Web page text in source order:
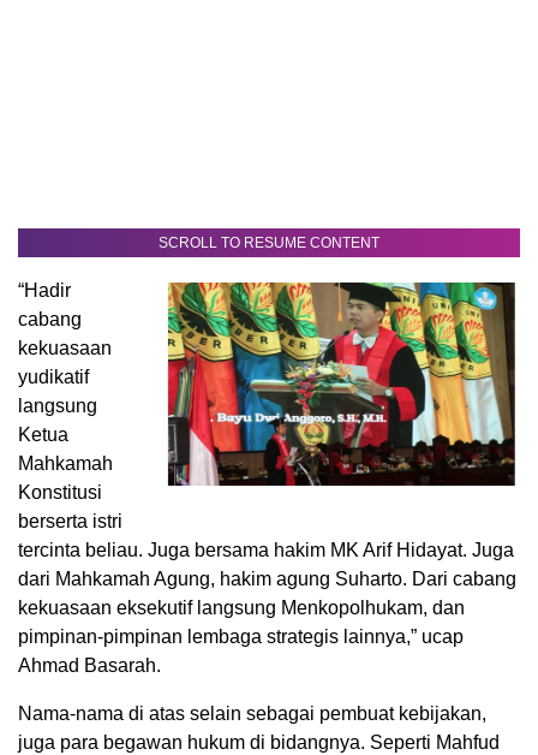
SCROLL TO RESUME CONTENT
“Hadir
cabang
kekuasaan
yudikatif
langsung
Ketua
Mahkamah
Konstitusi
berserta istri
tercinta beliau. Juga bersama hakim MK Arif Hidayat. Juga
dari Mahkamah Agung, hakim agung Suharto. Dari cabang
kekuasaan eksekutif langsung Menkopolhukam, dan
pimpinan-pimpinan lembaga strategis lainnya,” ucap
Ahmad Basarah.
Nama-nama di atas selain sebagai pembuat kebijakan,
juga para begawan hukum di bidangnya. Seperti Mahfud